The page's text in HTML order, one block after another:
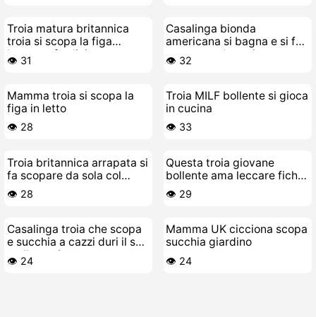
Troia matura britannica
troia si scopa la figa
bagnata fradicia
👁️ 31
Casalinga bionda
americana si bagna e si fa
scopare selvaggia
👁️ 32
Mamma troia si scopa la
figa in letto
👁️ 28
Troia MILF bollente si gioca
in cucina
👁️ 33
Troia britannica arrapata si
fa scopare da sola col
cazzo finto
👁️ 28
Questa troia giovane
bollente ama leccare fiche
mature cespugliose piene
di peli
👁️ 29
Casalinga troia che scopa
e succhia a cazzi duri il suo
stallone giovane
👁️ 24
Mamma UK cicciona scopa
succhia giardino
👁️ 24